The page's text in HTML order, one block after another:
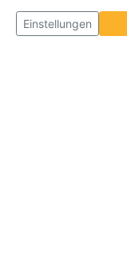
Einstellungen